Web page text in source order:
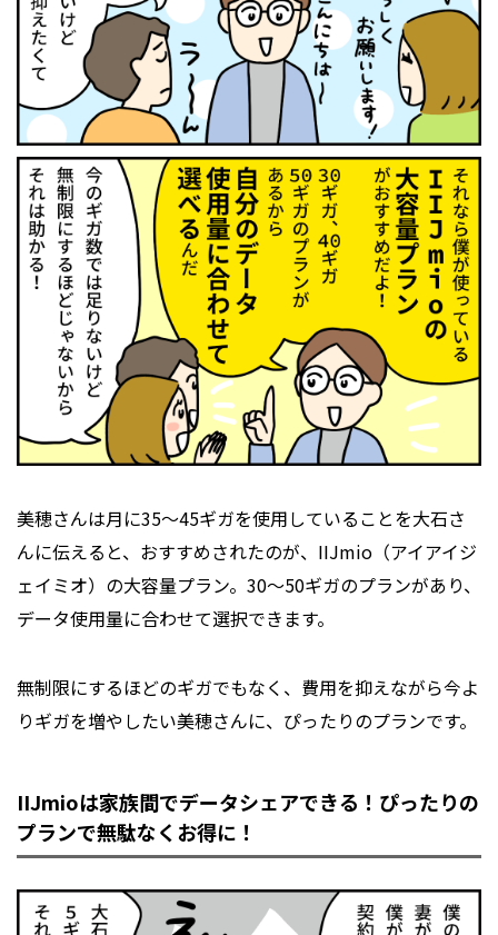
美穂さんは月に35～45ギガを使用していることを大石さ
んに伝えると、おすすめされたのが、IIJmio（アイアイジ
ェイミオ）の大容量プラン。30～50ギガのプランがあり、
データ使用量に合わせて選択できます。
無制限にするほどのギガでもなく、費用を抑えながら今よ
りギガを増やしたい美穂さんに、ぴったりのプランです。
IIJmioは家族間でデータシェアできる！ ぴったりの
プランで無駄なくお得に！